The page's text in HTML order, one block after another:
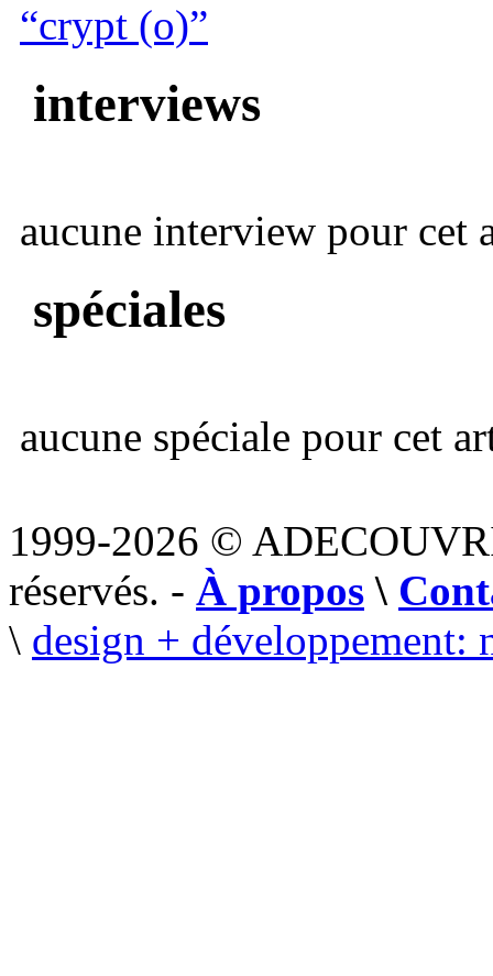
“crypt (o​)”
interviews
aucune interview pour cet
spéciales
aucune spéciale pour cet
1999-2026 ©
réservés. - À propos \
\ design + développement: